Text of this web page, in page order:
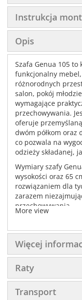
Instrukcja
Opis
Szafa Genua 105
funkcjonalny
różnorodnych
salon, pokój
wymagające
przechowywania.
oferuje
dwóm półkom oraz
co pozwala na
odzieży składanej,
Wymiary szafy
wysokości oraz 65
rozwiązaniem dla
zarazem
przechowywania.
kolorystycznych,
aranżacje wnętrz:
- Czarny z frontem
stanowi odważne i
wzrok i dodające
- Beż piaskowy,
uniwersalną opcję,
More view
Więcej
Raty
Transport